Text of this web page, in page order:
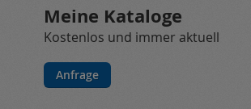
Meine Kataloge
Kostenlos und immer aktuell
Anfrage